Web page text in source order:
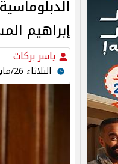
إبراهيم
ياسر بركات
الثلاثاء 26/مايو/2026 - 06:28 م